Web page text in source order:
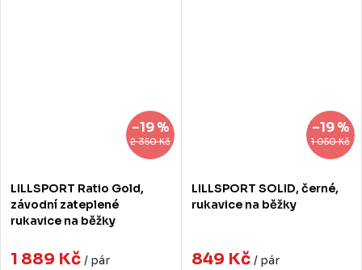
2 350 Kč
–19 %
LILLSPORT Ratio Gold,
závodní zateplené
rukavice na běžky
1 889 Kč / pár
1 050 Kč
–19 %
LILLSPORT SOLID, černé,
rukavice na běžky
849 Kč / pár